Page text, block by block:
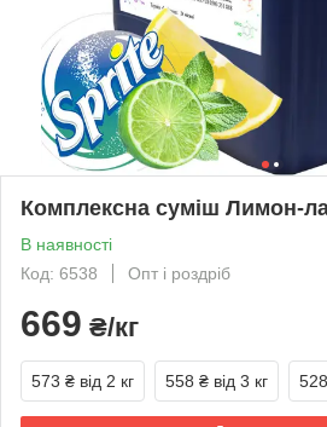
Комплексна суміш Лимон-
В наявності
Код: 6538
Опт і роздріб
669 ₴/кг
573 ₴ від 2 кг 558 ₴ від 3 кг